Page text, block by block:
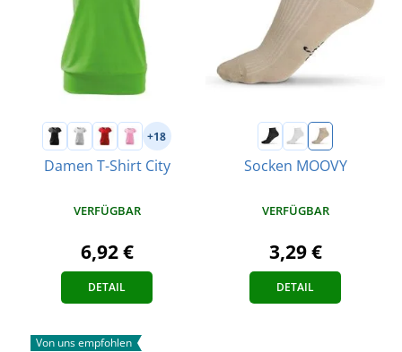
+18
Damen T-Shirt City
VERFÜGBAR
6,92 €
DETAIL
Socken MOOVY
VERFÜGBAR
3,29 €
DETAIL
Von uns empfohlen